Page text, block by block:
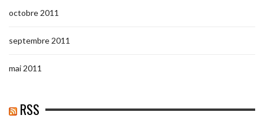
octobre 2011
septembre 2011
mai 2011
RSS